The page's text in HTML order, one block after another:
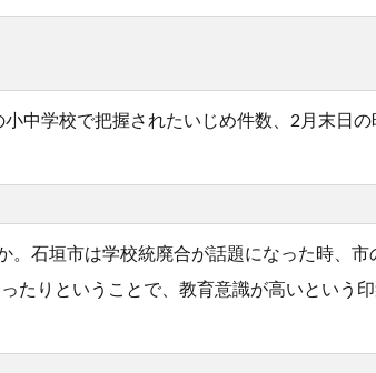
小中学校で把握されたいじめ件数、2月末日
。石垣市は学校統廃合が話題になった時、市
たりということで、教育意識が高いという